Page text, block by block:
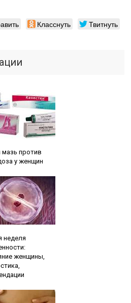
Класснуть Твитнуть
мазь против
у женщин
неделя
женщины,